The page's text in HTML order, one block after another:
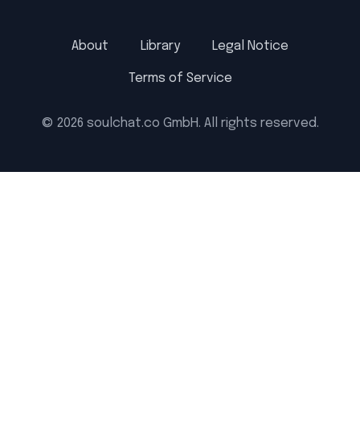
About Library Legal Notice
Terms of Service
© 2026 soulchat.co GmbH. All rights reserved.